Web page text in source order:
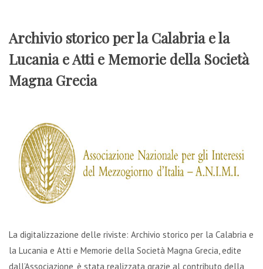
Archivio storico per la Calabria e la
Lucania e Atti e Memorie della Società
Magna Grecia
La digitalizzazione delle riviste: Archivio storico per la Calabria e
la Lucania e Atti e Memorie della Società Magna Grecia, edite
dall’Associazione, è stata realizzata grazie al contributo della